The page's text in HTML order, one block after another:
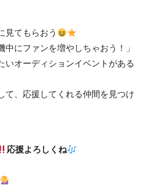
見てもらおう
にファンを増やしちゃおう！」
いオーディションイベントがある
て、応援してくれる仲間を見つけ
応援よろしくね